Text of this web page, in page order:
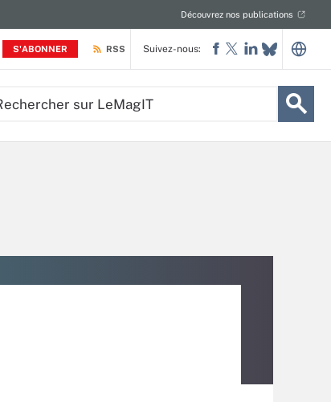
S'ABONNER
Découvrez nos publications
RSS Suivez-nous: